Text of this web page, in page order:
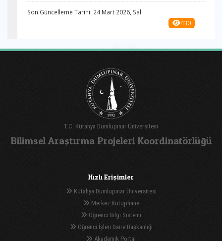
Son Güncelleme Tarihi: 24 Mart 2026, Salı
430
T.C. Kütahya Dumlupınar Üniversitesi
Bilimsel Araştırma Projeleri Koordinatörlüğü
Hızlı Erişimler
Kütahya Dumlupınar Üniversitesi
Merkez Kütüphane
Öğrenci Bilgi Sistemi
Öğrenci İşleri Daire Başkanlığı
Akademik Portal